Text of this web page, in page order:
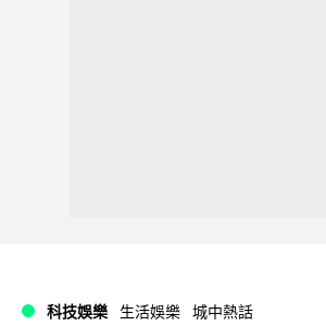
科技娛樂 生活娛樂 城中熱話